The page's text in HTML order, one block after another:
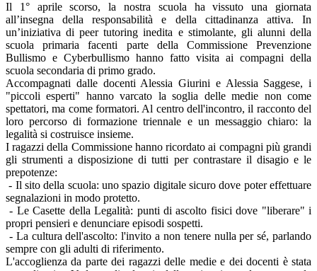
Il 1° aprile scorso, la nostra scuola ha vissuto una giornata
all’insegna della responsabilità e della cittadinanza attiva. In
un’iniziativa di peer tutoring inedita e stimolante, gli alunni della
scuola primaria facenti parte della Commissione Prevenzione
Bullismo e Cyberbullismo hanno fatto visita ai compagni della
scuola secondaria di primo grado.
Accompagnati dalle docenti Alessia Giurini e Alessia Saggese, i
"piccoli esperti" hanno varcato la soglia delle medie non come
spettatori, ma come formatori. Al centro dell'incontro, il racconto del
loro percorso di formazione triennale e un messaggio chiaro: la
legalità si costruisce insieme.
I ragazzi della Commissione hanno ricordato ai compagni più grandi
gli strumenti a disposizione di tutti per contrastare il disagio e le
prepotenze:
- Il sito della scuola: uno spazio digitale sicuro dove poter effettuare
segnalazioni in modo protetto.
- Le Casette della Legalità: punti di ascolto fisici dove "liberare" i
propri pensieri e denunciare episodi sospetti.
- La cultura dell'ascolto: l'invito a non tenere nulla per sé, parlando
sempre con gli adulti di riferimento.
L'accoglienza da parte dei ragazzi delle medie e dei docenti è stata